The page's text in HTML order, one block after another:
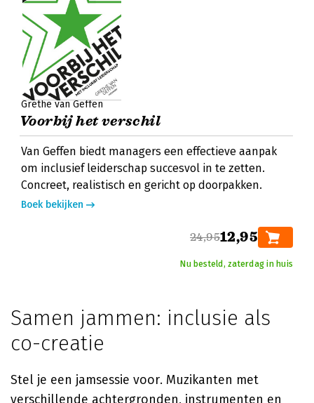
Grethe van Geffen
Voorbij het verschil
Van Geffen biedt managers een effectieve aanpak
om inclusief leiderschap succesvol in te zetten.
Concreet, realistisch en gericht op doorpakken.
Boek bekijken
24,9512,95
Nu besteld, zaterdag in huis
Samen jammen: inclusie als
co-creatie
Stel je een jamsessie voor. Muzikanten met
verschillende achtergronden, instrumenten en